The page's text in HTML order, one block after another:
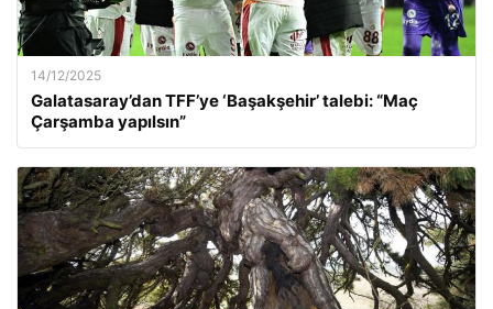
14/12/2025
Galatasaray’dan TFF’ye ‘Başakşehir’ talebi: “Maç
Çarşamba yapılsın”